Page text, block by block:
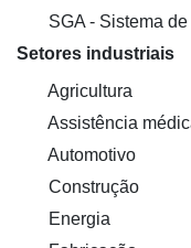
SGA - Sistema
Setores industriais
Agricultura
Assistência
Automotivo
Construção
Energia